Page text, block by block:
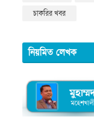
চাকরির খবর
নিয়মিত লেখক